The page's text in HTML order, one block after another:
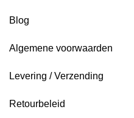
Blog
Algemene voorwaarden
Levering / Verzending
Retourbeleid